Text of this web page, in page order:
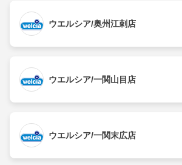
ウエルシア/奥州江刺店
ウエルシア/一関山目店
ウエルシア/一関末広店